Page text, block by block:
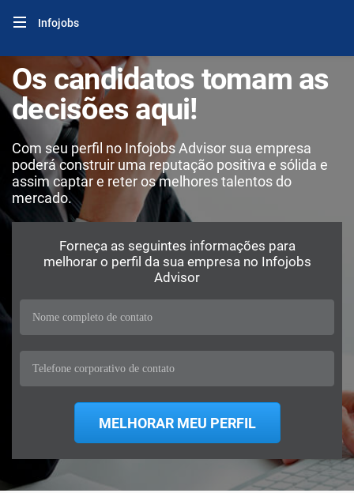
Infojobs
Os candidatos tomam as
decisões aqui!
Com seu perfil no Infojobs Advisor sua empresa
poderá construir uma reputação positiva e sólida e
assim captar e reter os melhores talentos do
mercado.
Forneça as seguintes informações para
melhorar o perfil da sua empresa no Infojobs
Advisor